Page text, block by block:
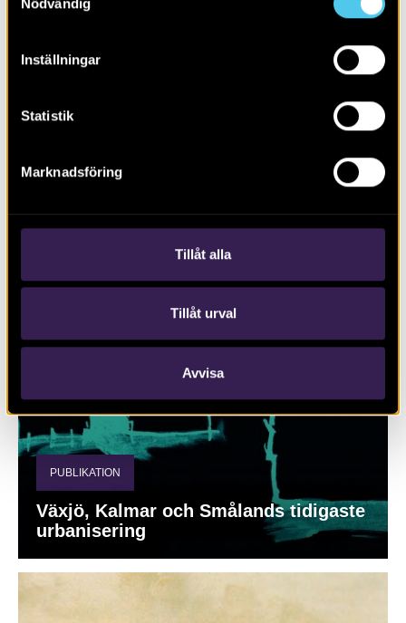
Inställningar
Statistik
Marknadsföring
Tillåt alla
Tillåt urval
Avvisa
urbanisering
PUBLIKATION
Växjö, Kalmar och Smålands tidigaste
urbanisering